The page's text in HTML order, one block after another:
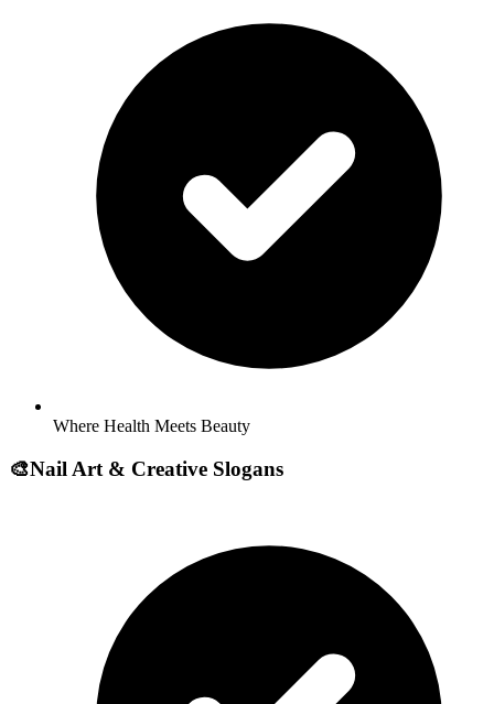
Where Health Meets Beauty
🎨Nail Art & Creative Slogans